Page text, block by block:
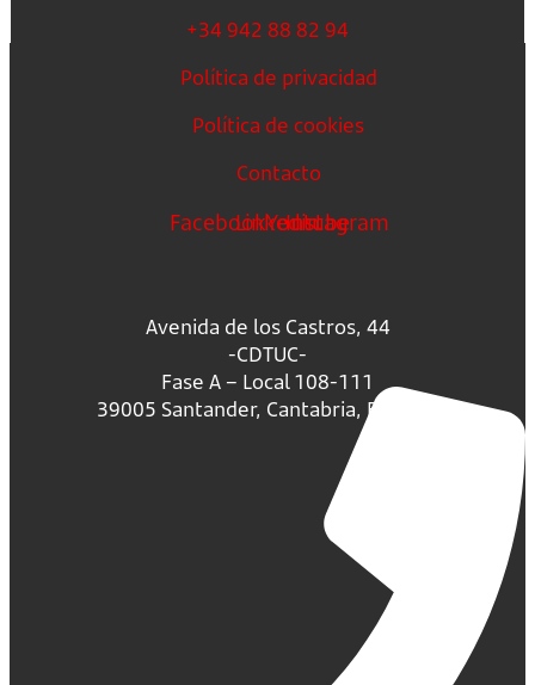
+34 942 88 82 94
Política de privacidad
Política de cookies
Contacto
FacebookLinkedin
Youtube
Instagram
Avenida de los Castros, 44
-CDTUC-
Fase A – Local 108-111
39005 Santander, Cantabria, España.